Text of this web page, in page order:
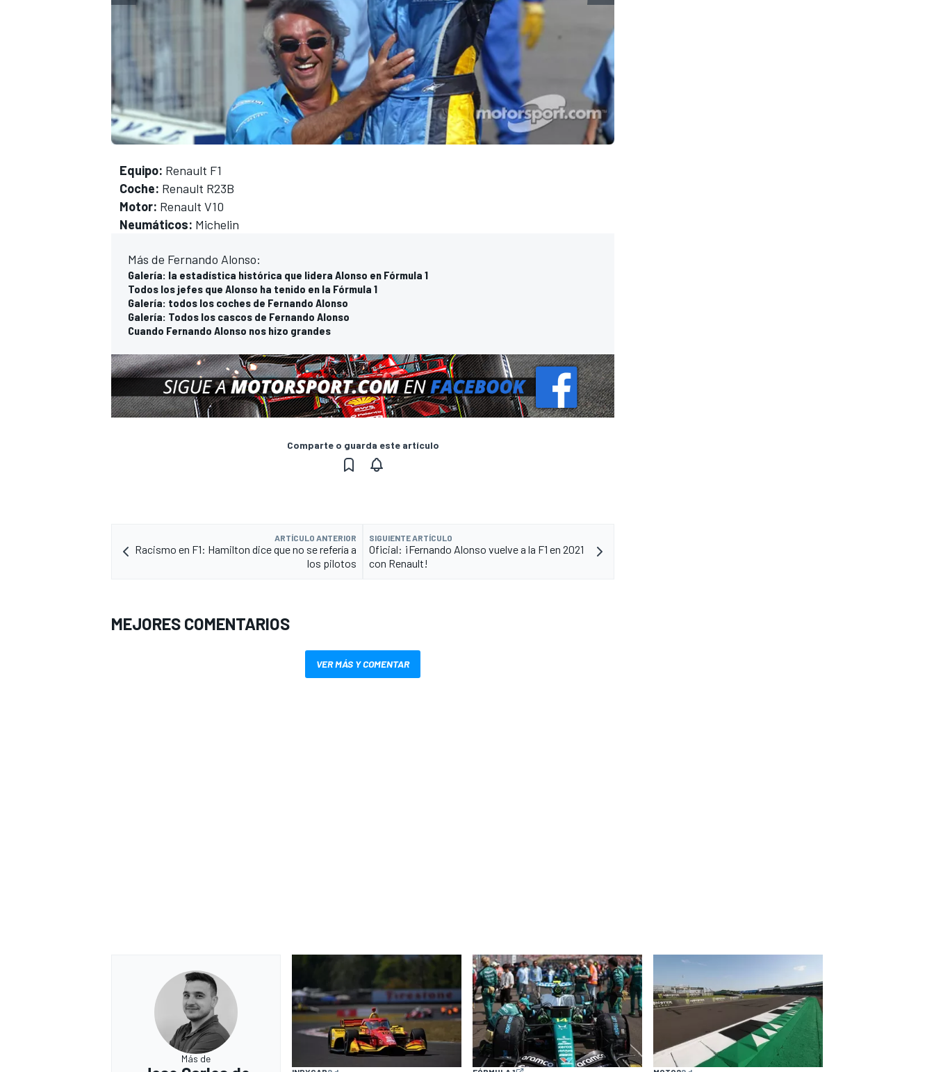
MÁS CATEGORÍAS
Equipo: Renault F1
Coche: Renault R23B
Motor: Renault V10
Neumáticos: Michelin
Más de Fernando Alonso:
Galería: la estadística histórica que lidera Alonso en Fórmula 1
Todos los jefes que Alonso ha tenido en la Fórmula 1
Galería: todos los coches de Fernando Alonso
Galería: Todos los cascos de Fernando Alonso
Cuando Fernando Alonso nos hizo grandes
Comparte o guarda este artículo
ARTÍCULO ANTERIOR
Racismo en F1: Hamilton dice que no se refería a
los pilotos
SIGUIENTE ARTÍCULO
Oficial: ¡Fernando Alonso vuelve a la F1 en 2021
con Renault!
MEJORES COMENTARIOS
VER MÁS Y COMENTAR
Más de